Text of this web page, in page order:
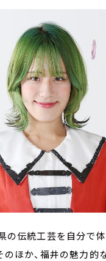
の伝統工芸を自分で
ほか、福井の魅力的